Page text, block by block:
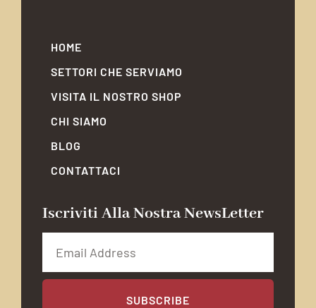
HOME
SETTORI CHE SERVIAMO
VISITA IL NOSTRO SHOP
CHI SIAMO
BLOG
CONTATTACI
Iscriviti Alla Nostra NewsLetter
SUBSCRIBE